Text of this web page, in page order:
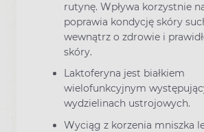
rutynę. Wpływa korzystnie
poprawia kondycję skóry
wewnątrz o zdrowie i
skóry.
Laktoferyna jest białkiem
wielofunkcyjnym
wydzielinach ustrojowych.
Wyciąg z korzenia mniszka